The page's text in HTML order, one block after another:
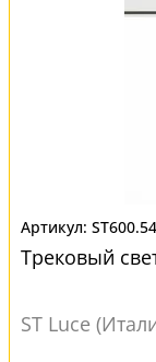
Трековый
ST Luce